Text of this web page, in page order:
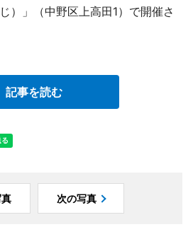
）」（中野区上高田1）で開催さ
記事を読む
次の写真